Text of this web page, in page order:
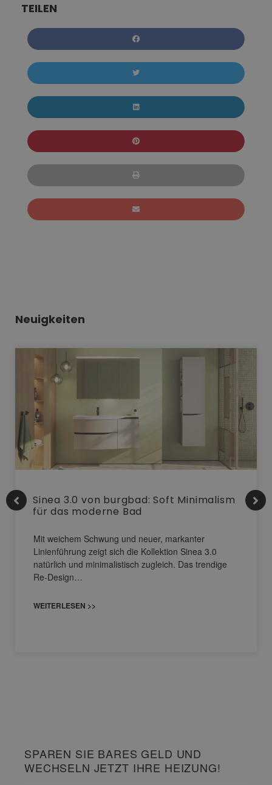
TEILEN
Neuigkeiten
Sinea 3.0 von burgbad: Soft Minimalism
für das moderne Bad
Mit weichem Schwung und neuer, markanter
Linienführung zeigt sich die Kollektion Sinea 3.0
natürlich und minimalistisch zugleich. Das trendige
Re-Design…
WEITERLESEN >>
SPAREN SIE BARES GELD UND
WECHSELN JETZT IHRE HEIZUNG!